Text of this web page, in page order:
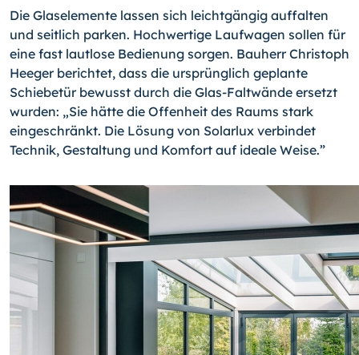
Die Glaselemente lassen sich leichtgängig auffalten
und seitlich parken. Hochwertige Laufwagen sollen für
eine fast lautlose Bedienung sorgen. Bauherr Christoph
Heeger berichtet, dass die ursprünglich geplante
Schiebetür bewusst durch die Glas-Faltwände ersetzt
wurden: „Sie hätte die Offenheit des Raums stark
eingeschränkt. Die Lösung von Solarlux verbindet
Technik, Gestaltung und Komfort auf ideale Weise.”